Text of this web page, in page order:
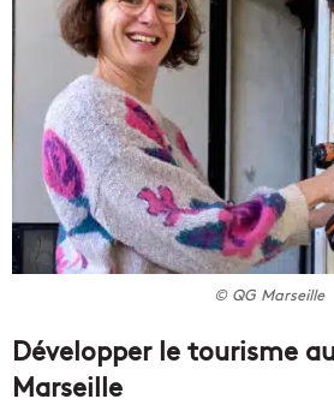
© QG Marseille
Développer le tourisme
Marseille